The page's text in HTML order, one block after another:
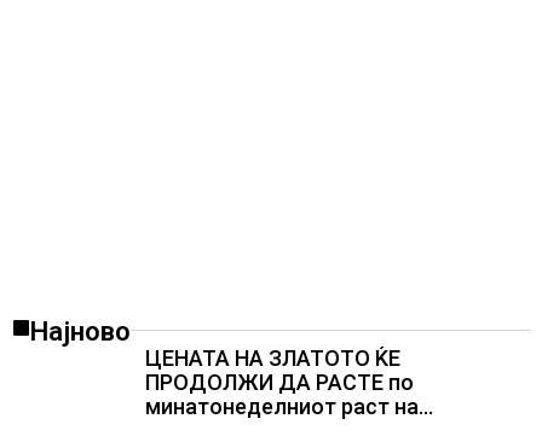
Најново
ЦЕНАТА НА ЗЛАТОТО ЌЕ
ПРОДОЛЖИ ДА РАСТЕ по
минатонеделниот раст на